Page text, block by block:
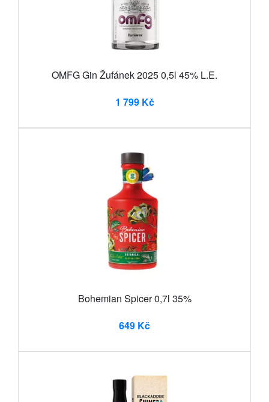
OMFG Gin Žufánek 2025 0,5l 45% L.E.
1 799 Kč
Bohemian Spicer 0,7l 35%
649 Kč